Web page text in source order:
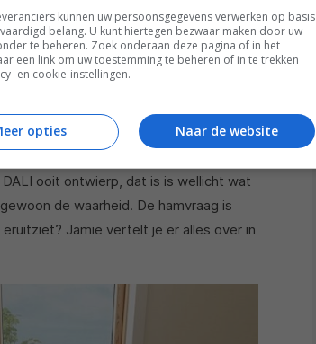
ooit ontwierp, dat is is wellicht wat
de waarheid. De hamvraag is
Jamie vertelt je er alles over in
kunnen uw persoonsgegevens verwerken op basis
belang. U kunt hiertegen bezwaar maken door uw
te beheren. Zoek onderaan deze pagina of in het
een link om uw toestemming te beheren of in te trekken
en cookie-instellingen.
Naar de website
opties